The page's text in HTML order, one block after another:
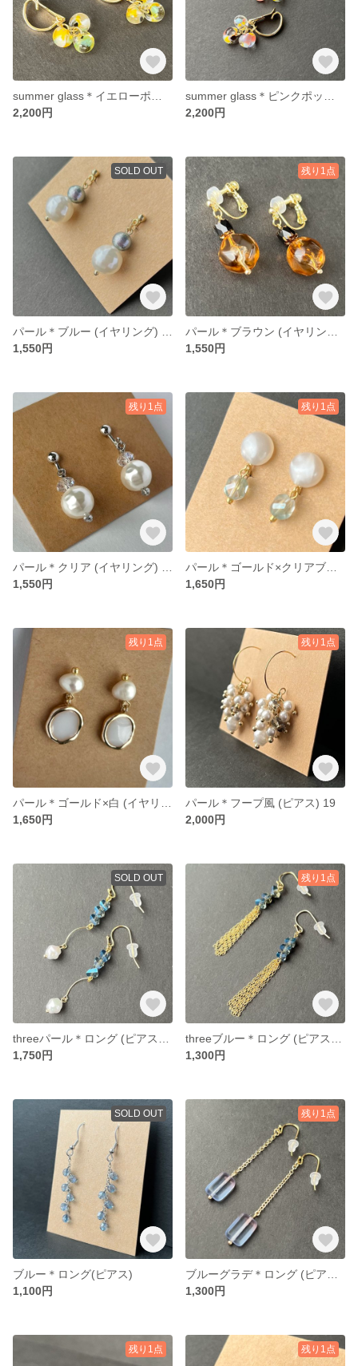
2,200円
2,200円
SOLD OUT
1,550円
残り1点
1,550円
残り1点
1,550円
残り1点
1,650円
残り1点
1,650円
残り1点
パール＊フープ風 (ピアス) 19
2,000円
SOLD OUT
1,750円
残り1点
1,300円
SOLD OUT
ブルー＊ロング(ピアス)
1,100円
残り1点
1,300円
残り1点 残り1点